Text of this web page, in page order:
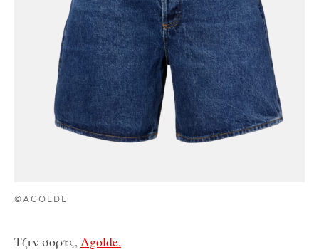
©AGOLDE
Τζιν σορτς,Agolde.